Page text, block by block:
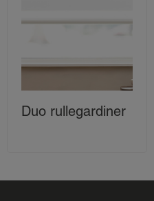
Duo rullegardiner